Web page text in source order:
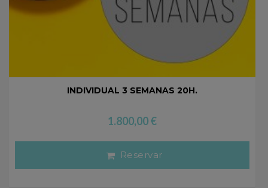
INDIVIDUAL 3 SEMANAS 20H.
1.800,00€
Reservar